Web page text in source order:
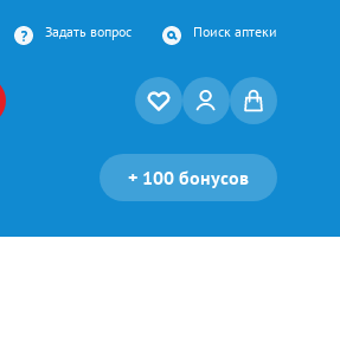
Задать вопрос Поиск аптеки
+ 100 бонусов